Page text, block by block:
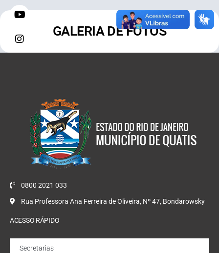
GALERIA DE FOTOS
0800 2021 033
Rua Professora Ana Ferreira de Oliveira, Nº 47, Bondarowsky
ACESSO RÁPIDO
Secretarias